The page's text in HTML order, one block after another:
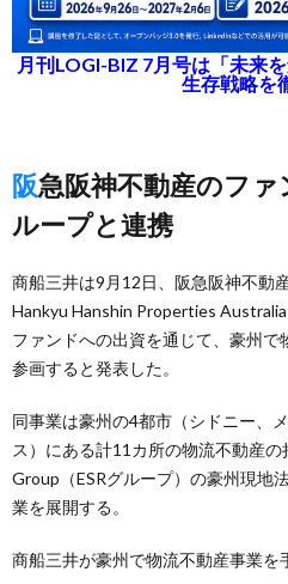
月刊LOGI-BIZ 7月号は「未来
生存戦略を
阪急阪神不動産のファンドに参画、ESRグ
ループと連携
商船三井は9月12日、阪急阪神不動
Hankyu Hanshin Properties
ファンドへの出資を通じて、豪州で
参画すると発表した。
同事業は豪州の4都市（シドニー、
ス）にある計11カ所の物流不動産の
Group（ESRグループ）の豪州現地
業を展開する。
商船三井が豪州で物流不動産事業を